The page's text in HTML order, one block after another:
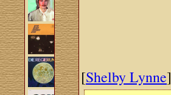
[Shelby Lynne]